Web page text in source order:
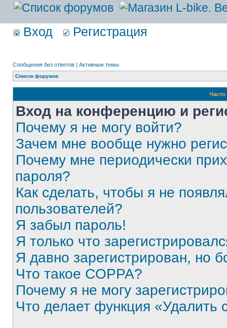
Вход Регистрация
Сообщения без ответов | Активные темы
Список форумов
Вход на конференцию и
Почему я не могу войти?
Зачем мне вообще нужно
Почему мне периодически
пароля?
Как сделать, чтобы я не
пользователей?
Я забыл пароль!
Я только что
Я давно зарегистрирован, но
Что такое COPPA?
Почему я не могу
Что делает функция «Удалить